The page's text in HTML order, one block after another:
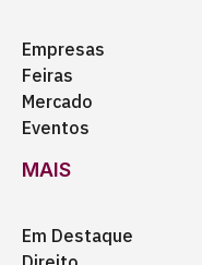
Empresas
Feiras
Mercado
Eventos
MAIS
Em Destaque